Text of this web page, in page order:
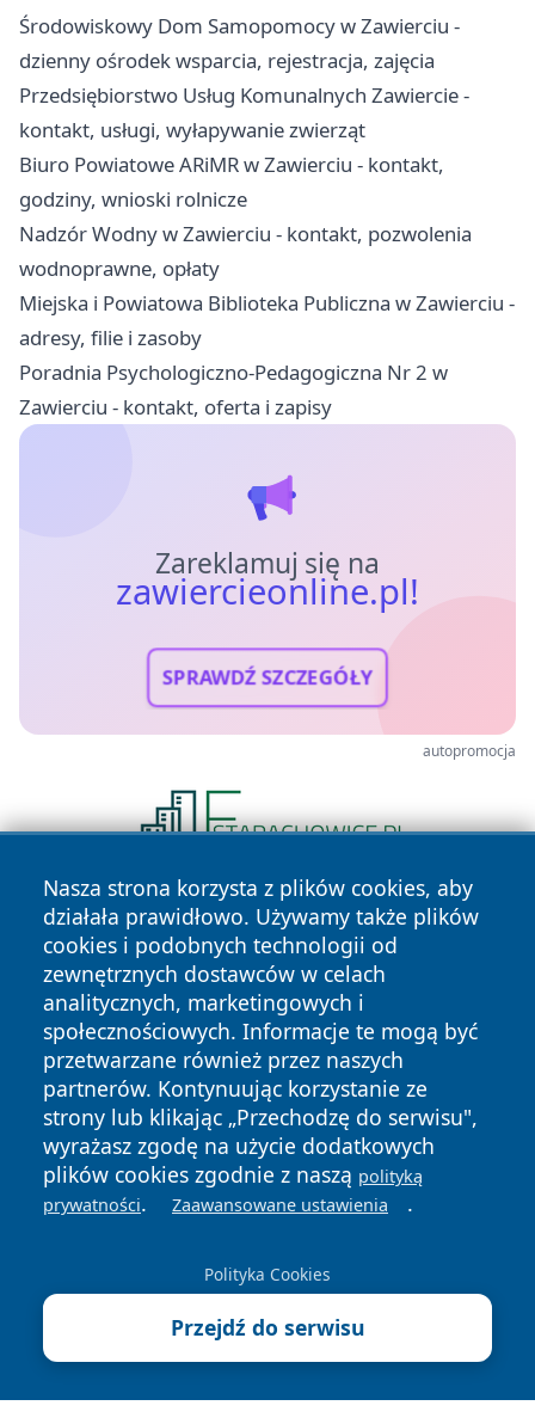
Środowiskowy Dom Samopomocy w Zawierciu -
dzienny ośrodek wsparcia, rejestracja, zajęcia
Przedsiębiorstwo Usług Komunalnych Zawiercie -
kontakt, usługi, wyłapywanie zwierząt
Biuro Powiatowe ARiMR w Zawierciu - kontakt,
godziny, wnioski rolnicze
Nadzór Wodny w Zawierciu - kontakt, pozwolenia
wodnoprawne, opłaty
Miejska i Powiatowa Biblioteka Publiczna w Zawierciu -
adresy, filie i zasoby
Poradnia Psychologiczno-Pedagogiczna Nr 2 w
Zawierciu - kontakt, oferta i zapisy
Zareklamuj się na
zawiercieonline.pl!
SPRAWDŹ SZCZEGÓŁY
autopromocja
Nasza strona korzysta z plików cookies, aby
działała prawidłowo. Używamy także plików
cookies i podobnych technologii od
zewnętrznych dostawców w celach
analitycznych, marketingowych i
społecznościowych. Informacje te mogą być
przetwarzane również przez naszych
partnerów. Kontynuując korzystanie ze
strony lub klikając „Przechodzę do serwisu",
wyrażasz zgodę na użycie dodatkowych
plików cookies zgodnie z naszą polityką
prywatności. Zaawansowane ustawienia .
Polityka Cookies
Przejdź do serwisu
Copyright © 2026 zawiercieonline.pl Wszystkie prawa
zastrzeżone.
News Autorzy
Polityka
Prywatności
Polityka
Cookies